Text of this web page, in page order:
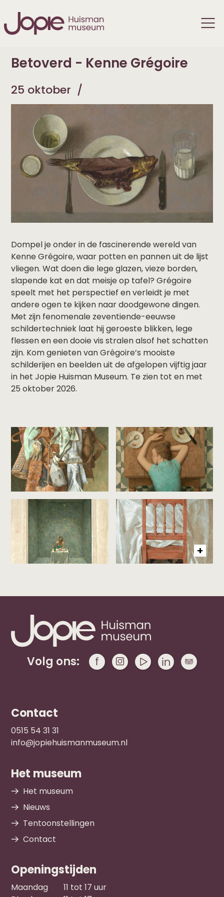
Betoverd - Kenne Grégoire
25 oktober /
Dompel je onder in de fascinerende wereld van
Kenne Grégoire, waar potten en pannen uit de lijst
vliegen. Wat doen die lege glazen, vieze borden,
slapende kat en dat meisje op tafel? Grégoire
speelt met het perspectief en verleidt je met
andere ogen te kijken naar doodgewone dingen.
Met zijn fenomenale zeventiende-eeuwse
schildertechniek laat hij geroeste blikken, lege
flessen en een dooie vis stralen alsof het schatten
zijn. Kom genieten van Grégoire’s mooiste
schilderijen en beelden uit de afgelopen vijftig jaar
in het Jopie Huisman Museum. Te zien tot en met
25 oktober 2026.
Volg ons:
Contact
0515 54 31 31
info@jopiehuismanmuseum.nl
Het museum
Het museum
Nieuws
Tentoonstellingen
Contact
Openingstijden
Maandag
11 tot 17 uur